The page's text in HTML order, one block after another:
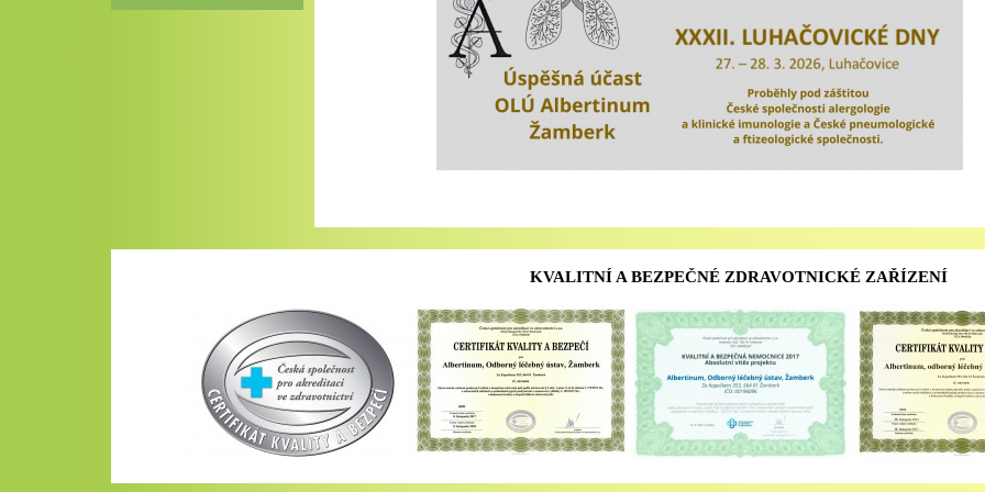
KVALITNÍ A BEZPEČNÉ ZDRAVOTNICKÉ ZAŘÍZENÍ